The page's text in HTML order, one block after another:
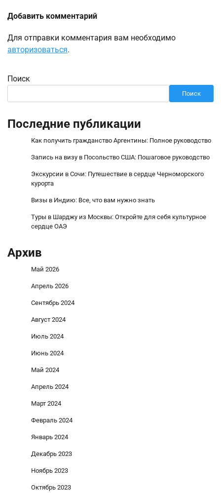
Добавить комментарий
Для отправки комментария вам необходимо
авторизоваться.
Поиск
Поиск
Последние публикации
Как получить гражданство Аргентины: Полное руководство
Запись на визу в Посольство США: Пошаговое руководство
Экскурсии в Сочи: Путешествие в сердце Черноморского
курорта
Визы в Индию: Все, что вам нужно знать
Туры в Шарджу из Москвы: Откройте для себя культурное
сердце ОАЭ
Архив
Май 2026
Апрель 2026
Сентябрь 2024
Август 2024
Июль 2024
Июнь 2024
Май 2024
Апрель 2024
Март 2024
Февраль 2024
Январь 2024
Декабрь 2023
Ноябрь 2023
Октябрь 2023